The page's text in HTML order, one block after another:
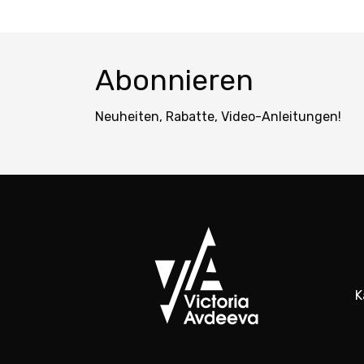
Abonnieren
Neuheiten, Rabatte, Video-Anleitungen!